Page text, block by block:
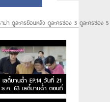
ม่า ดูละครย้อนหลัง ดูละครช่อง 3 ดูละครช่อง
เลดี้บานฉ่ำ EP.14 วันที่ 21
ธ.ค. 63 เลดี้บานฉ่ำ ตอนที่
14